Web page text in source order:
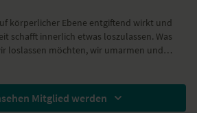
körperlicher Ebene entgiftend wirkt und
schafft innerlich etwas loszulassen. Was
loslassen möchten, wir umarmen und
Lebens und lassen es gehen.
in dieser Stunde wird außerdem der
Mitglied werden